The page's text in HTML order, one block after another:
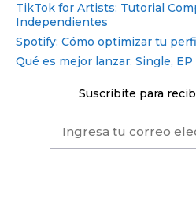
TikTok for Artists: Tutorial
Independientes
Spotify: Cómo optimizar tu
Qué es mejor lanzar: Single,
Suscribite para